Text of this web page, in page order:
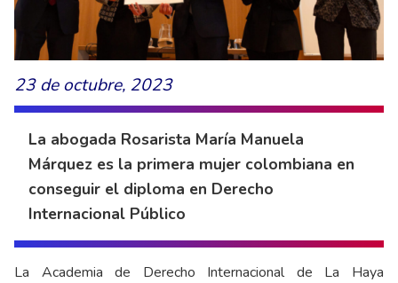
23 de octubre, 2023
La abogada Rosarista María Manuela
Márquez es la primera mujer colombiana en
conseguir el diploma en Derecho
Internacional Público
La Academia de Derecho Internacional de La Haya